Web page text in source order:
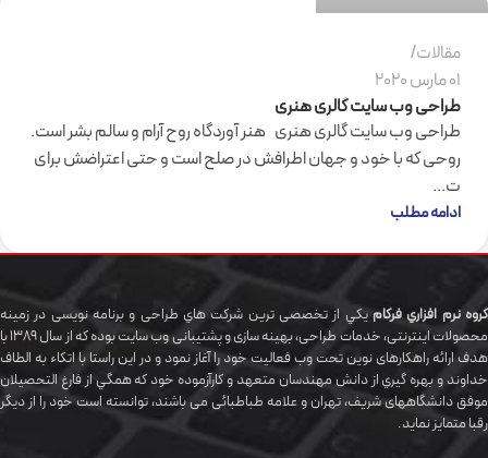
مقالات
01 مارس 2020
طراحی وب سایت گالری هنری
طراحی وب سایت گالری هنری هنر آوردگاه روح آرام و سالم بشر است.
روحی که با خود و جهان اطرافش در صلح است و حتی اعتراضش برای
ت...
ادامه مطلب
گروه نرم افزاري فرکام يکي از تخصصی ترين شرکت هاي طراحی و برنامه نویسی در زمینه
محصولات اینترنتی، خدمات طراحی، بهینه سازی و پشتیبانی وب سایت بوده که از سال 1389 با
هدف ارائه راهکارهای نوین تحت وب فعالیت خود را آغاز نمود و در این راستا با اتکاء به الطاف
خداوند و بهره گيري از دانش مهندسان متعهد و کارآزموده خود که همگي از فارغ التحصیلان
موفق دانشگاههای شريف، تهران و علامه طباطبائی می باشند، توانسته است خود را از دیگر
رقبا متمایز نماید.